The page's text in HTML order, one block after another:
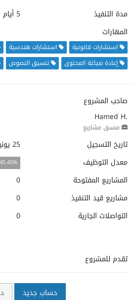
مدة التنفيذ
5 أيام
المهارات
استشارات قانونية استشارات هندسية
إعادة صياغة المحتوى
تنسيق النصوص
صاحب المشروع
Hamed H.
منسق مشاريع
تاريخ التسجيل
25 يونيو 2024
معدل التوظيف
45.45%
المشاريع المفتوحة
0
مشاريع قيد التنفيذ
0
التواصلات الجارية
0
تقدم للمشروع
حساب جديد